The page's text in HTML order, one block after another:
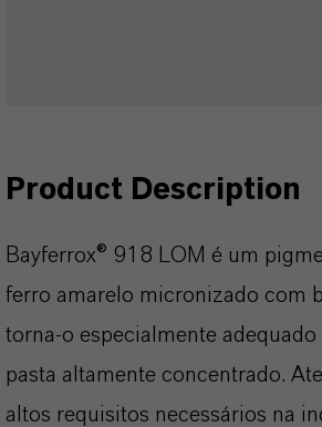
Product Description
Bayferrox® 918 LOM é um
ferro amarelo micronizado com
torna-o especialmente
pasta altamente concentrado.
altos requisitos necessários na